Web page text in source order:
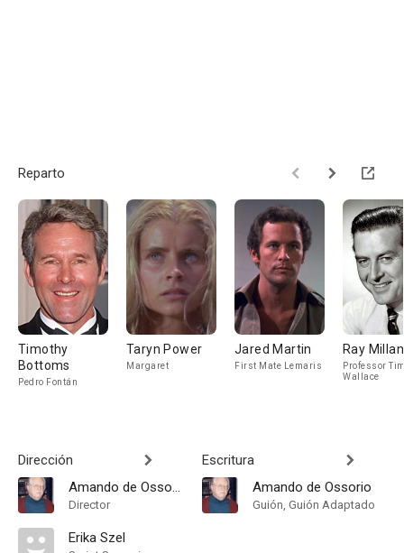
Reparto
Timothy
Bottoms
Pedro Fontán
Taryn Power
Margaret
Jared Martin
First Mate Lemaris
Ray
Professor
Wallace
Dirección
Amando de Ossorio
Director
Erika Szel
Escritura
Amando de Ossorio
Guión, Guión Adaptado